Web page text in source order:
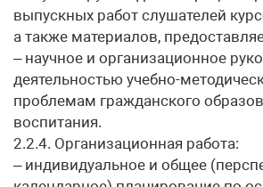
выпускных работ слушателей
а также материалов,
– научное и организационное
деятельностью учебно-
проблемам гражданского
воспитания.
2.2.4. Организационная работа:
– индивидуальное и общее